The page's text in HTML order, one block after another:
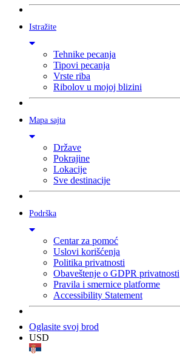
Istražite
Tehnike pecanja
Tipovi pecanja
Vrste riba
Ribolov u mojoj blizini
Mapa sajta
Države
Pokrajine
Lokacije
Sve destinacije
Podrška
Centar za pomoć
Uslovi korišćenja
Politika privatnosti
Obaveštenje o GDPR privatnosti
Pravila i smernice platforme
Accessibility Statement
Oglasite svoj brod
USD